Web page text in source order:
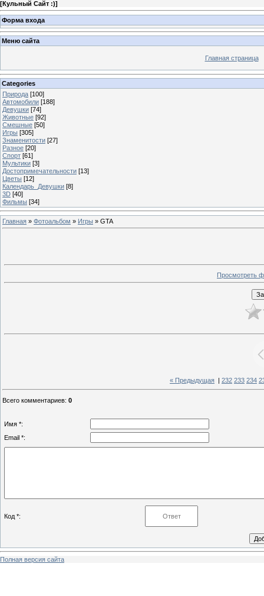
[Кульный Сайт :)]
Форма входа
Меню сайта
Главная страница
Categories
Природа [100]
Автомобили [188]
Девушки [74]
Животные [92]
Смешные [50]
Игры [305]
Знаменитости [27]
Разное [20]
Спорт [61]
Мультики [3]
Достопримечательности [13]
Цветы [12]
Календарь_Девушки [8]
3D [40]
Фильмы [34]
Главная » Фотоальбом » Игры » GTA
Просмотреть
« Предыдущая 232 233 234
Всего комментариев: 0
Имя *:
Email *:
Код *:
Полная версия сайта